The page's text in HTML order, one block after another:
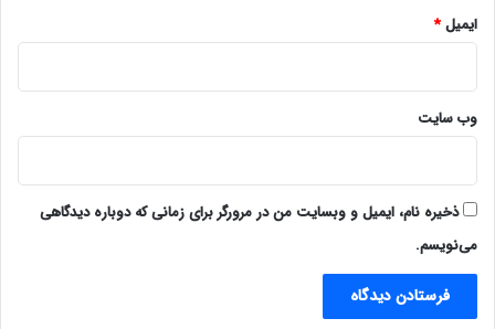
ایمیل*
وب‌ سایت
ذخیره نام، ایمیل و وبسایت من در مرورگر برای زمانی که دوباره دیدگاهی
می‌نویسم.